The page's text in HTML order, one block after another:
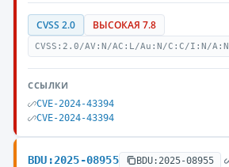
CVSS 2.0 ВЫСОКАЯ 7.8
CVSS:2.0/AV:N/AC:L/Au:N/C:C/I:N/A:N
ССЫЛКИ
CVE-2024-43394
CVE-2024-43394
BDU:2025-08955 BDU:2025-08955